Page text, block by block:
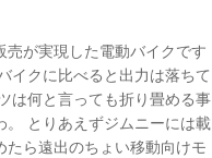
が実現した電動バイクです
イクに比べると出力は落ちて
は何と言っても折り畳める事
。 とりあえずジムニーには載
ら遠出のちょい移動向けモ